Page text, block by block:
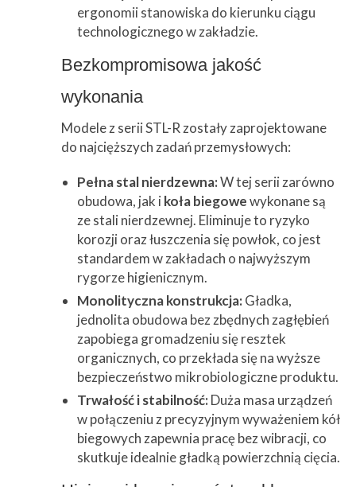
ergonomii stanowiska do kierunku ciągu
technologicznego w zakładzie.
Bezkompromisowa jakość
wykonania
Modele z serii STL-R zostały zaprojektowane
do najcięższych zadań przemysłowych:
Pełna stal nierdzewna:W tej serii zarówno
obudowa, jak ikoła biegowewykonane są
ze stali nierdzewnej. Eliminuje to ryzyko
korozji oraz łuszczenia się powłok, co jest
standardem w zakładach o najwyższym
rygorze higienicznym.
Monolityczna konstrukcja:Gładka,
jednolita obudowa bez zbędnych zagłębień
zapobiega gromadzeniu się resztek
organicznych, co przekłada się na wyższe
bezpieczeństwo mikrobiologiczne produktu.
Trwałość i stabilność:Duża masa urządzeń
w połączeniu z precyzyjnym wyważeniem kół
biegowych zapewnia pracę bez wibracji, co
skutkuje idealnie gładką powierzchnią cięcia.